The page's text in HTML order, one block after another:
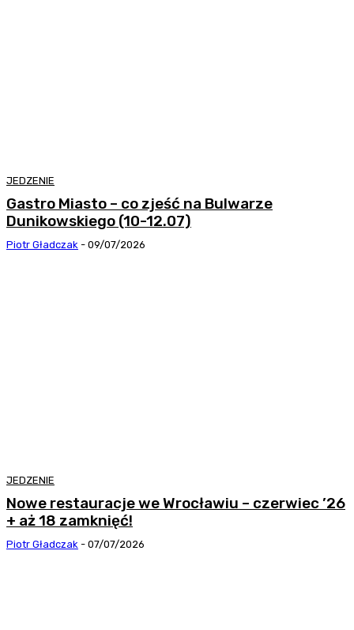
JEDZENIE
Gastro Miasto – co zjeść na Bulwarze
Dunikowskiego (10-12.07)
Piotr Gładczak - 09/07/2026
JEDZENIE
Nowe restauracje we Wrocławiu – czerwiec ’26
+ aż 18 zamknięć!
Piotr Gładczak - 07/07/2026